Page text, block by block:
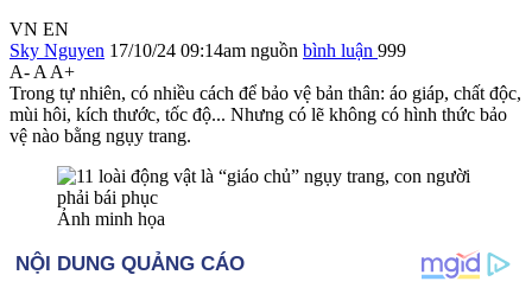
VN EN
Sky Nguyen 17/10/24 09:14am nguồn bình luận 999
A- A A+
Trong tự nhiên, có nhiều cách để bảo vệ bản thân: áo giáp, chất độc,
mùi hôi, kích thước, tốc độ... Nhưng có lẽ không có hình thức bảo
vệ nào bằng ngụy trang.
Ảnh minh họa